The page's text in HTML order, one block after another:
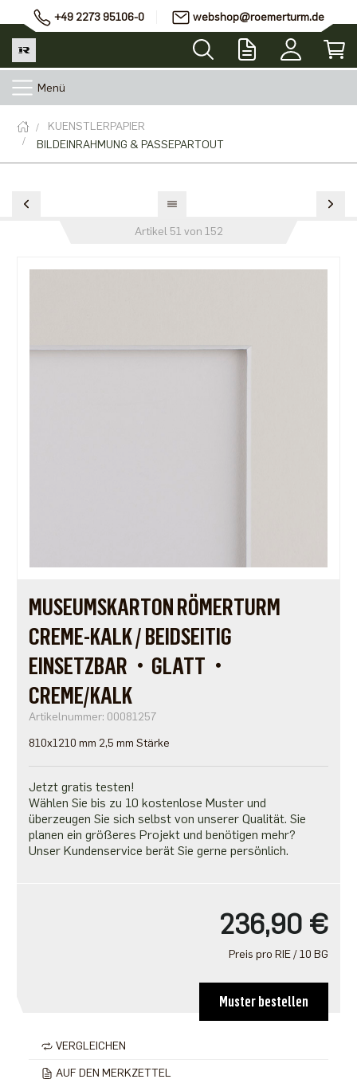
+49 2273 95106-0 webshop@roemerturm.de
Menü
KUENSTLERPAPIER
BILDEINRAHMUNG & PASSEPARTOUT
Artikel 51 von 152
MUSEUMSKARTON RÖMERTURM
CREME-KALK / BEIDSEITIG
EINSETZBAR・GLATT・
CREME/KALK
Artikelnummer: 00081257
810x1210 mm 2,5 mm Stärke
Jetzt gratis testen!
Wählen Sie bis zu 10 kostenlose Muster und
überzeugen Sie sich selbst von unserer Qualität. Sie
planen ein größeres Projekt und benötigen mehr?
Unser Kundenservice berät Sie gerne persönlich.
236,90 €
Preis pro RIE / 10 BG
Muster bestellen
VERGLEICHEN
AUF DEN MERKZETTEL